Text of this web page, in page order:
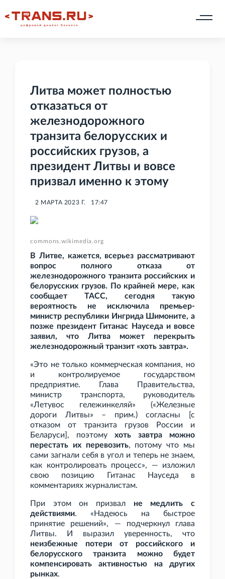
Литва может полностью
отказаться от
железнодорожного
транзита белорусских и
российских грузов, а
президент Литвы и вовсе
призвал именно к этому
2 МАРТА 2023 Г. 17:47
commons.wikimedia.org
В Литве, кажется, всерьез рассматривают
вопрос полного отказа от
железнодорожного транзита российских и
белорусских грузов. По крайней мере, как
сообщает ТАСС, сегодня такую
вероятность не исключила премьер-
министр республики Ингрида Шимоните, а
позже президент Гитанас Науседа и вовсе
заявил, что Литва может перекрыть
железнодорожный транзит «хоть завтра».
«Это не только коммерческая компания, но
и контролируемое государством
предприятие. Глава Правительства,
министр транспорта, руководитель
«Летувос гележинкеляй» («Железные
дороги Литвы» – прим.) согласны [с
отказом от транзита грузов России и
Беларуси], поэтому хоть завтра можно
перестать их перевозить, потому что мы
сами загнали себя в угол и теперь не знаем,
как контролировать процесс», — изложил
свою позицию Гитанас Науседа в
комментариях журналистам.
При этом он призвал не медлить с
действиями. «Надеюсь на быстрое
принятие решений», — подчеркнул глава
Литвы. И выразил уверенность, что
неизбежные потери от российского и
белорусского транзита можно будет
компенсировать активностью на других
рынках.